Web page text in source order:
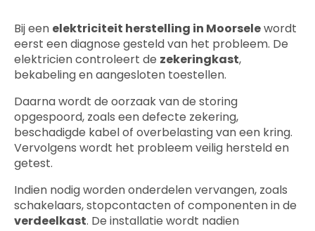
Bij een elektriciteit herstelling in Moorselewordt
eerst een diagnose gesteld van het probleem. De
elektricien controleert de zekeringkast,
bekabeling en aangesloten toestellen.
Daarna wordt de oorzaak van de storing
opgespoord, zoals een defecte zekering,
beschadigde kabel of overbelasting van een kring.
Vervolgens wordt het probleem veilig hersteld en
getest.
Indien nodig worden onderdelen vervangen, zoals
schakelaars, stopcontacten of componenten in de
verdeelkast. De installatie wordt nadien